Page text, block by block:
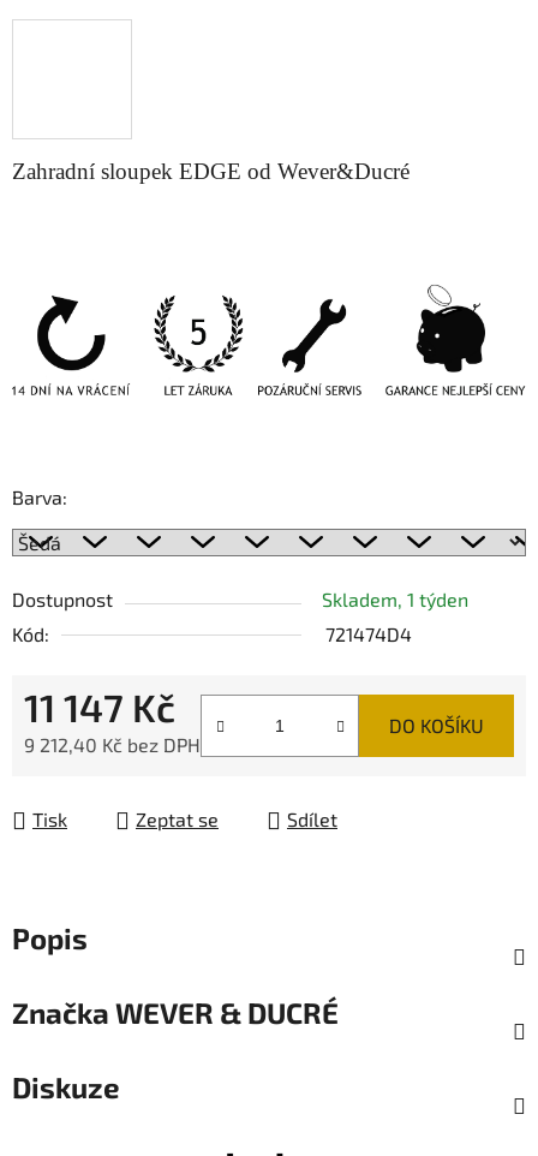
Zahradní sloupek EDGE od Wever&Ducré
Barva:
Dostupnost
Skladem, 1 týden
Kód:
721474D4
11 147 Kč
9 212,40 Kč bez DPH
DO KOŠÍKU
Tisk Zeptat se Sdílet
Popis
Značka WEVER & DUCRÉ
Diskuze